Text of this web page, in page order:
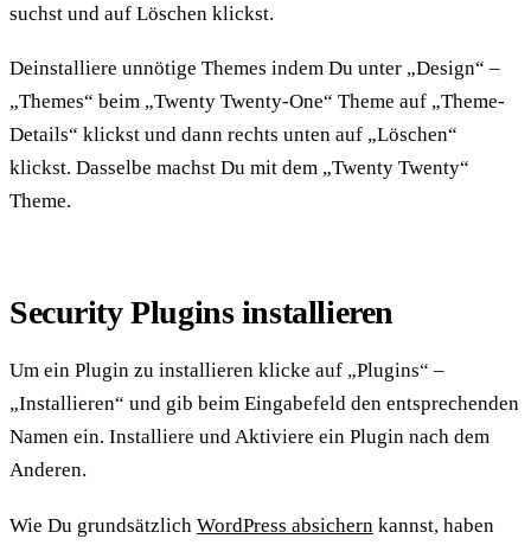
suchst und auf Löschen klickst.
Deinstalliere unnötige Themes indem Du unter „Design“ –
„Themes“ beim „Twenty Twenty-One“ Theme auf „Theme-
Details“ klickst und dann rechts unten auf „Löschen“
klickst. Dasselbe machst Du mit dem „Twenty Twenty“
Theme.
Security Plugins installieren
Um ein Plugin zu installieren klicke auf „Plugins“ –
„Installieren“ und gib beim Eingabefeld den entsprechenden
Namen ein. Installiere und Aktiviere ein Plugin nach dem
Anderen.
Wie Du grundsätzlich WordPress absichern kannst, haben